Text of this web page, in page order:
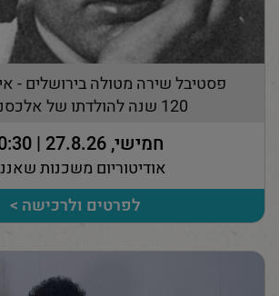
פסטיבל שירה מטולה בירושלים -
120 שנה להולדתו של אלכסנדר פן
חמישי, 27.8.26 | 20:30
אודיטוריום משכנות
לפרטים ולרכישה >